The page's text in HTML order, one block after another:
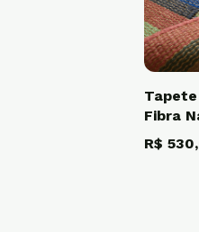
Tapete
Fibra
R$